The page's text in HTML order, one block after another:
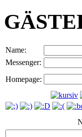
Name:
Messenger:
Homepage: